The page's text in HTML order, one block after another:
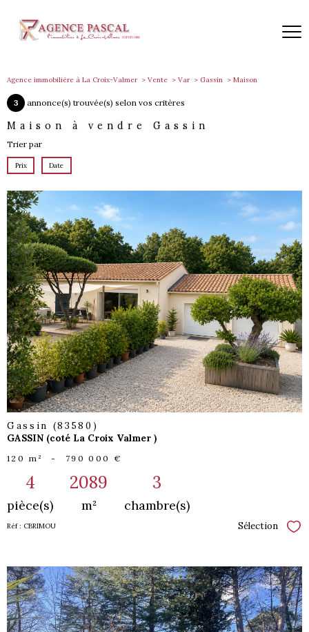
Agence immobilière à La Croix-Valmer Vente Var Gassin Maison
3 annonce(s) trouvée(s) selon vos critères
Maison à vendre Gassin
Trier par
Prix Date
voir le
bien
Gassin (83580)
GASSIN (coté La Croix Valmer )
120 m² - 790 000 €
4
pièce(s)
2089
m²
3
chambre(s)
Réf : CBRIMOU Sélection